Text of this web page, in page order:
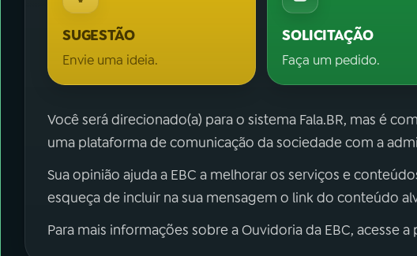
SUGESTÃO
Envie uma ideia.
SOLICITAÇÃO
Faça um pedido.
Você será direcionado(a) para o sistema Fala.BR, mas é
uma plataforma de comunicação da sociedade com a
Sua opinião ajuda a EBC a melhorar os serviços e
esqueça de incluir na sua mensagem o link do conteúdo
Para mais informações sobre a Ouvidoria da EBC, acesse